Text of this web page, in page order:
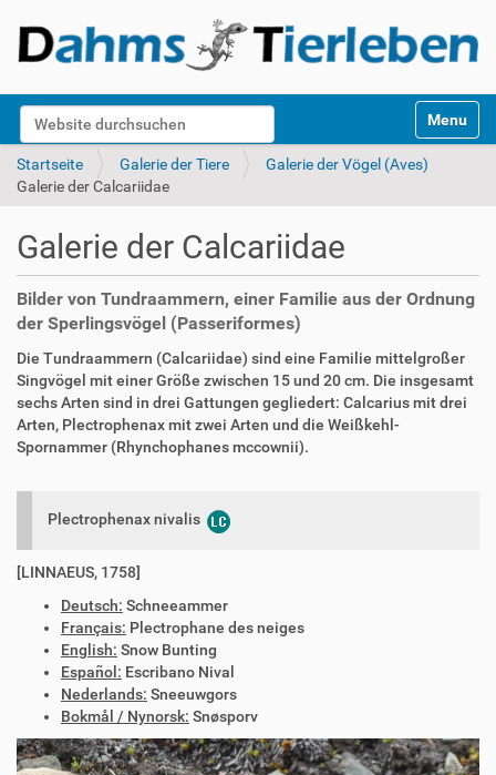
Website durchsuchen
k
Toggle
Startseite Galerie der Tiere
Galerie der Vögel (Aves)
Galerie der Calcariidae
Galerie der Calcariidae
Bilder von Tundraammern, einer Familie aus der Ordnung
der Sperlingsvögel (Passeriformes)
Die Tundraammern (Calcariidae) sind eine Familie mittelgroßer
Singvögel mit einer Größe zwischen 15 und 20 cm. Die insgesamt
sechs Arten sind in drei Gattungen gegliedert: Calcarius mit drei
Arten, Plectrophenax mit zwei Arten und die Weißkehl-
Spornammer (Rhynchophanes mccownii).
Plectrophenax nivalis
[LINNAEUS, 1758]
Deutsch: Schneeammer
Français: Plectrophane des neiges
English: Snow Bunting
Español: Escribano Nival
Nederlands: Sneeuwgors
Bokmål / Nynorsk: Snøsporv